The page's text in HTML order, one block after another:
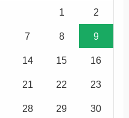
1 2
7 8 9
14 15 16
21 22 23
28 29 30